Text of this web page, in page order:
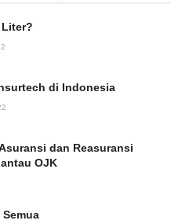
Liter?
di Indonesia
dan Reasuransi
OJK